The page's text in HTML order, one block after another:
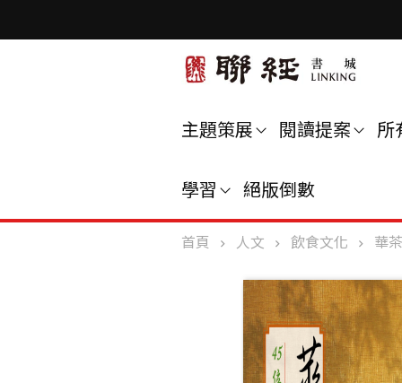
主題策展 閱讀提案 所
學習 絕版倒數
首頁 人文 飲食文化 華